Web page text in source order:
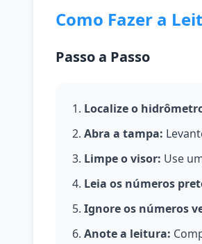
Como Fazer a
Passo a Passo
Localize o
Abra a tampa:
Limpe o visor: Use
Leia os números
Ignore os números
Anote a leitura: